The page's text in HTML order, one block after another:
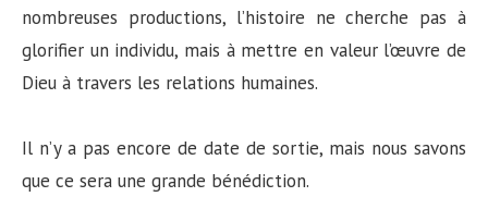
nombreuses productions, l’histoire ne cherche pas à
glorifier un individu, mais à mettre en valeur l’œuvre de
Dieu à travers les relations humaines.
Il n’y a pas encore de date de sortie, mais nous savons
que ce sera une grande bénédiction.